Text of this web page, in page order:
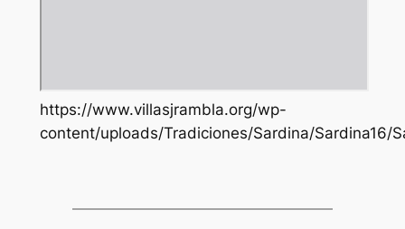
https://www.villasjrambla.org/wp-
content/uploads/Tradiciones/Sardina/Sardina16/